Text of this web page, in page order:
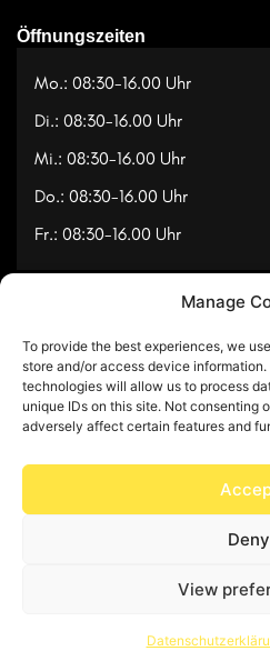
Manage
To provide the best experiences, we
store and/or access device
technologies will allow us to process
unique IDs on this site. Not consenting
adversely affect certain features and
Deny
View
Öffnungszeiten
Mo.: 08:30-16.00 Uhr
Di.: 08:30-16.00 Uhr
Mi.: 08:30-16.00 Uhr
Do.: 08:30-16.00 Uhr
Fr.: 08:30-16.00 Uhr
Referenzen
Videos
Über uns
Kontakt
© Copyright 2025